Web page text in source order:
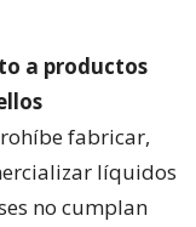
a productos
fabricar,
líquidos
no cumplan